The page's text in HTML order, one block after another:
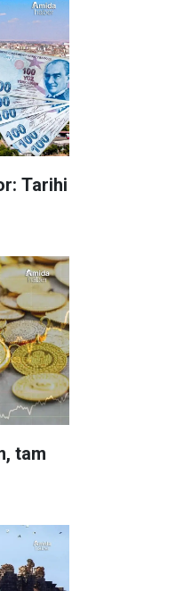
Tarihi
tam